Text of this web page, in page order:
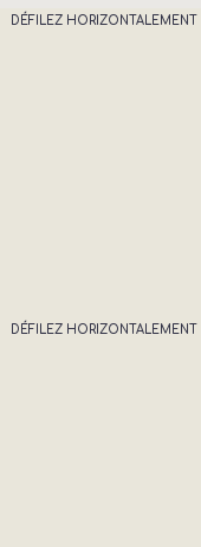
DÉFILEZ HORIZONTALEMENT
DÉFILEZ HORIZONTALEMENT